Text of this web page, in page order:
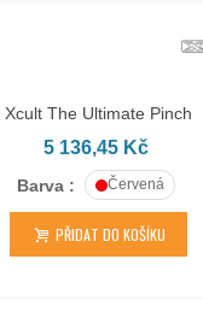
Xcult The Ultimate Pinch
5 136,45 Kč
Barva : Červená
PŘIDAT DO KOŠÍKU